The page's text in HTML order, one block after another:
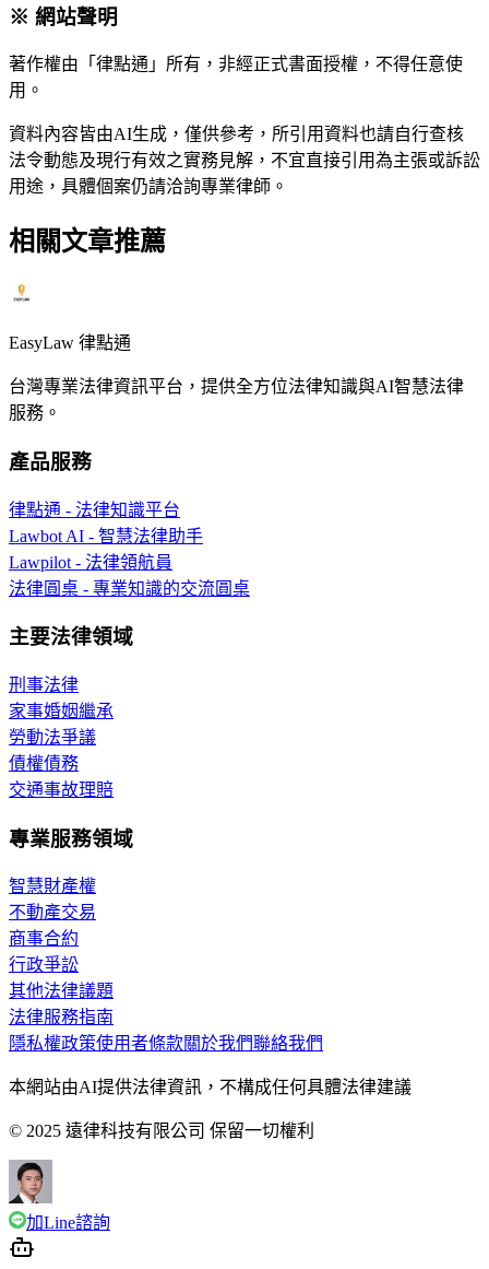
※ 網站聲明
著作權由「律點通」所有，非經正式書面授權，不得任意使
用。
資料內容皆由AI生成，僅供參考，所引用資料也請自行查核
法令動態及現行有效之實務見解，不宜直接引用為主張或訴訟
用途，具體個案仍請洽詢專業律師。
相關文章推薦
EasyLaw 律點通
台灣專業法律資訊平台，提供全方位法律知識與AI智慧法律
服務。
產品服務
律點通 - 法律知識平台
Lawbot AI - 智慧法律助手
Lawpilot - 法律領航員
法律圓桌 - 專業知識的交流圓桌
主要法律領域
刑事法律
家事婚姻繼承
勞動法爭議
債權債務
交通事故理賠
專業服務領域
智慧財產權
不動產交易
商事合約
行政爭訟
其他法律議題
法律服務指南
隱私權政策使用者條款關於我們聯絡我們
本網站由AI提供法律資訊，不構成任何具體法律建議
© 2025 遠律科技有限公司 保留一切權利
加Line諮詢